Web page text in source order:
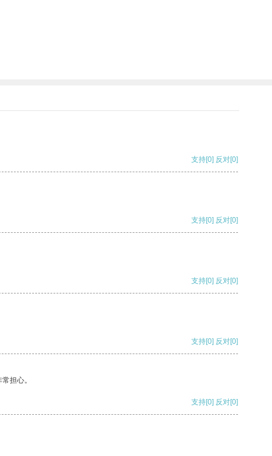
支持[0] 反对[0]
支持[0] 反对[0]
支持[0] 反对[0]
支持[0] 反对[0]
担心。
支持[0] 反对[0]